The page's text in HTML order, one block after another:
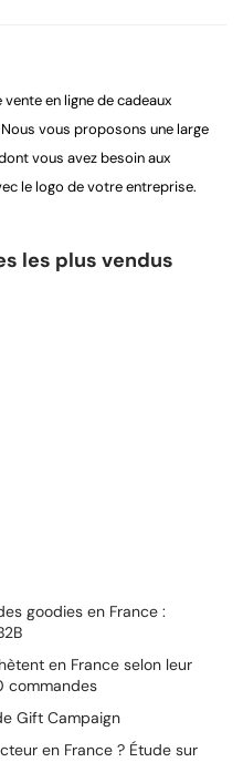
en ligne de cadeaux
vous proposons une large
vous avez besoin aux
le logo de votre entreprise.
les plus vendus
goodies en France :
en France selon leur
commandes
Gift Campaign
en France ? Étude sur